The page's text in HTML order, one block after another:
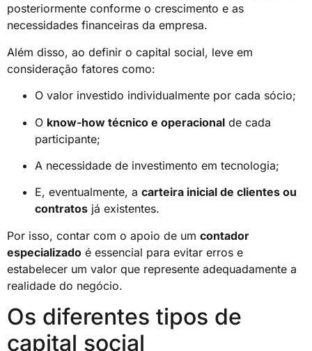
posteriormente conforme o crescimento e as
necessidades financeiras da empresa.
Além disso, ao definir o capital social, leve em
consideração fatores como:
O valor investido individualmente por cada sócio;
O know-how técnico e operacional de cada
participante;
A necessidade de investimento em tecnologia;
E, eventualmente, a carteira inicial de clientes ou
contratos já existentes.
Por isso, contar com o apoio de um contador
especializado é essencial para evitar erros e
estabelecer um valor que represente adequadamente a
realidade do negócio.
Os diferentes tipos de
capital social